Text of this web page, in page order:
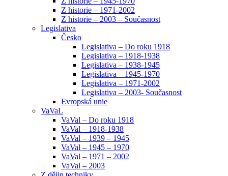
Z historie – 1971-2002
Z historie – 2003 – Současnost
Legislativa
Česko
Legislativa – Do roku 1918
Legislativa – 1918-1938
Legislativa – 1938-1945
Legislativa – 1945-1970
Legislativa – 1971-2002
Legislativa – 2003- Současnost
Evropská unie
VaVaL
VaVal – Do roku 1918
VaVal – 1918-1938
VaVal – 1939 – 1945
VaVal – 1945 – 1970
VaVal – 1971 – 2002
VaVal – 2003